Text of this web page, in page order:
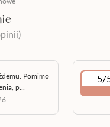
Pomimo
p...
5/